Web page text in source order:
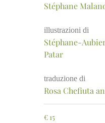
Stéphane
illustrazioni di
Stéphane-
Patar
traduzione di
Rosa Chefiuta
€ 15